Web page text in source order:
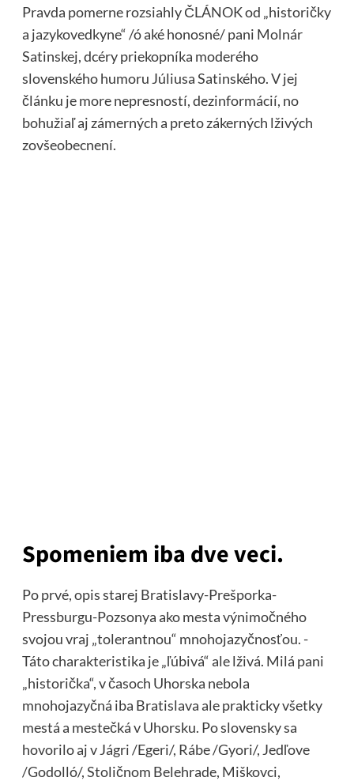
Pravda pomerne rozsiahly ČLÁNOK od „historičky
a jazykovedkyne“ /ó aké honosné/ pani Molnár
Satinskej, dcéry priekopníka moderého
slovenského humoru Júliusa Satinského. V jej
článku je more nepresností, dezinformácií, no
bohužiaľ aj zámerných a preto zákerných lživých
zovšeobecnení.
Spomeniem iba dve veci.
Po prvé, opis starej Bratislavy-Prešporka-
Pressburgu-Pozsonya ako mesta výnimočného
svojou vraj „tolerantnou“ mnohojazyčnosťou. -
Táto charakteristika je „ľúbivá“ ale lživá. Milá pani
„historička“, v časoch Uhorska nebola
mnohojazyčná iba Bratislava ale prakticky všetky
mestá a mestečká v Uhorsku. Po slovensky sa
hovorilo aj v Jágri /Egeri/, Rábe /Gyori/, Jedľove
/Godolló/, Stoličnom Belehrade, Miškovci,